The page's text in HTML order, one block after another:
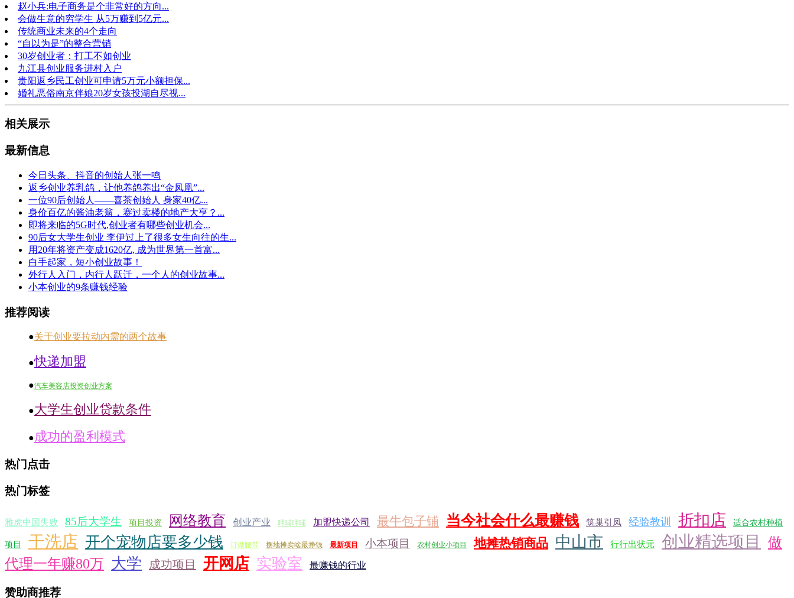
赵小兵:电子商务是个非常好的方向...
会做生意的穷学生 从5万赚到5亿元...
传统商业未来的4个走向
“自以为是”的整合营销
30岁创业者：打工不如创业
九江县创业服务进村入户
贵阳返乡民工创业可申请5万元小额担保...
婚礼恶俗南京伴娘20岁女孩投湖自尽视...
相关展示
最新信息
今日头条、抖音的创始人张一鸣
返乡创业养乳鸽，让他养鸽养出“金凤凰”...
一位90后创始人——喜茶创始人 身家40亿...
身价百亿的酱油老翁，赛过卖楼的地产大亨？...
即将来临的5G时代,创业者有哪些创业机会...
90后女大学生创业 李伊过上了很多女生向往的生...
用20年将资产变成1620亿, 成为世界第一首富...
白手起家，短小创业故事！
外行人入门，内行人跃迁，一个人的创业故事...
小本创业的9条赚钱经验
推荐阅读
●关于创业要拉动内需的两个故事
●快递加盟
●汽车美容店投资创业方案
●大学生创业贷款条件
●成功的盈利模式
热门点击
热门标签
雅虎中国失败 85后大学生 项目投资 网络教育 创业产业 呷哺呷哺 加盟快递公司 最牛包子铺 当今社会什么最赚钱 筑巢引凤 经验教训 折扣店 适合农村种植
项目 干洗店 开个宠物店要多少钱 订做腰带 摆地摊卖啥最挣钱 最新项目 小本项目 农村创业小项目 地摊热销商品 中山市 行行出状元 创业精选项目
做
代理一年赚80万 大学 成功项目 开网店 实验室 最赚钱的行业
赞助商推荐